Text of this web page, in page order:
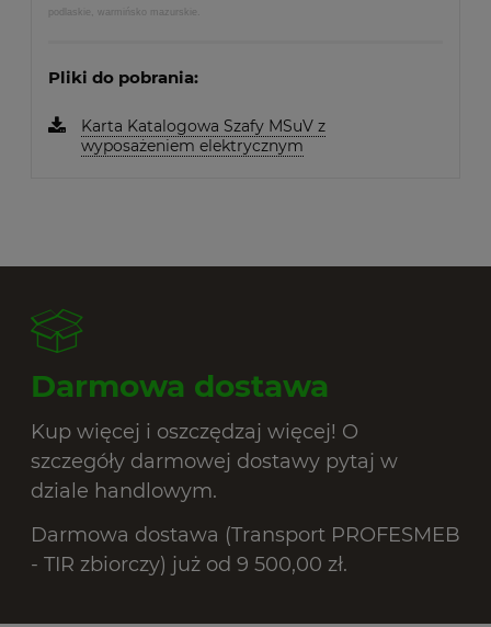
podlaskie, warmińsko mazurskie.
Pliki do pobrania:
Karta Katalogowa Szafy MSuV z
wyposażeniem elektrycznym
Darmowa dostawa
Kup więcej i oszczędzaj więcej! O
szczegóły darmowej dostawy pytaj w
dziale handlowym.
Darmowa dostawa (Transport PROFESMEB
- TIR zbiorczy) już od 9 500,00 zł.